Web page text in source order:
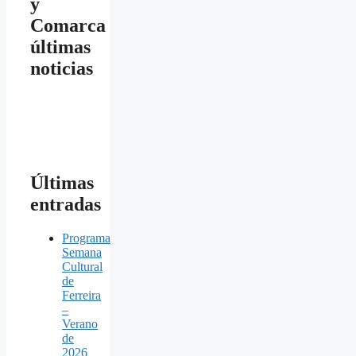
Comarca
últimas
noticias
Últimas
entradas
Programa
Semana
Cultural
de
Ferreira
–
Verano
de
2026